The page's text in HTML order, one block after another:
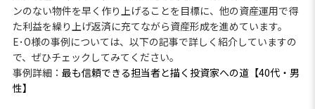
ンのない物件を早く作り上げることを目標に、他の資産運用で得
た利益を繰り上げ返済に充てながら資産形成を進めています。
E･O様の事例については、以下の記事で詳しく紹介していますの
で、ぜひチェックしてみてください。
事例詳細： 最も信頼できる担当者と描く投資家への道【40代・男
性】